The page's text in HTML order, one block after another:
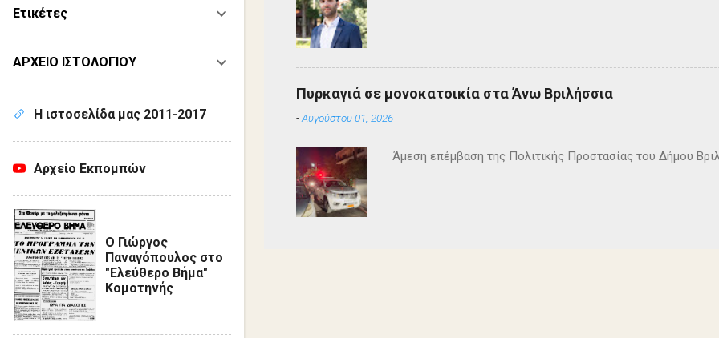
Πυρκαγιά σε μονοκατοικία στα Άνω Βριλήσσια
-Αυγούστου 01, 2026
Άμεση επέμβαση της Πολιτικής Προστασίας του Δήμου
Ετικέτες
ΑΡΧΕΙΟ ΙΣΤΟΛΟΓΙΟΥ
Η ιστοσελίδα μας 2011-2017
Αρχείο Εκπομπών
Ο Γιώργος
Παναγόπουλος στο
"Ελεύθερο Βήμα"
Κομοτηνής